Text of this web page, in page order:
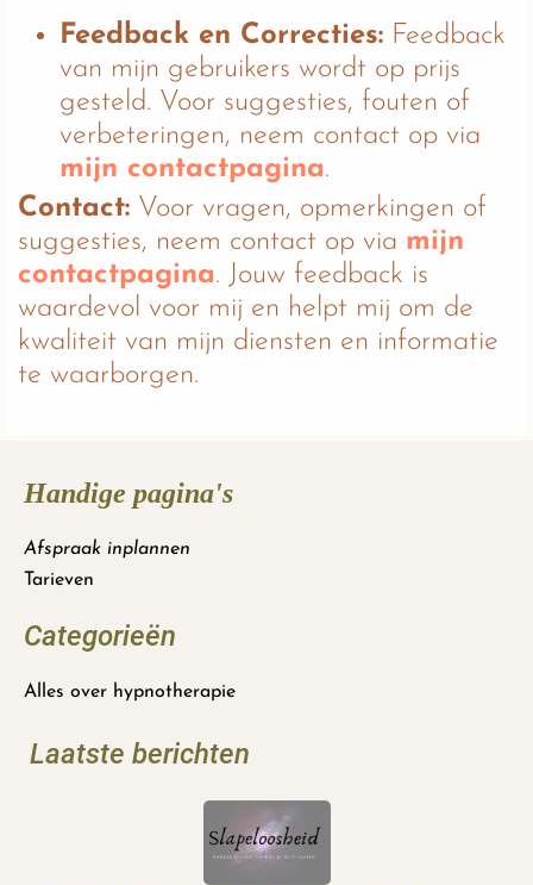
Feedback en Correcties: Feedback
van mijn gebruikers wordt op prijs
gesteld. Voor suggesties, fouten of
verbeteringen, neem contact op via
mijn contactpagina.
Contact: Voor vragen, opmerkingen of
suggesties, neem contact op via mijn
contactpagina. Jouw feedback is
waardevol voor mij en helpt mij om de
kwaliteit van mijn diensten en informatie
te waarborgen.
Handige pagina's
Afspraak inplannen
Tarieven
Categorieën
Alles over hypnotherapie
Laatste berichten